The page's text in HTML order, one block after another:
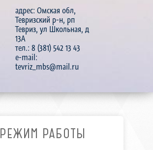
адрес: Омская обл,
Тевризский р-н, рп
Тевриз, ул Школьная, д
13А
тел.: 8 (381) 542 13 43
e-mail:
tevriz_mbs@mail.ru
РЕЖИМ РАБОТЫ